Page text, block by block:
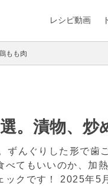
レシピ動画
もも肉
。 漬物、炒
ずんぐりした形で歯
てもいいのか、加
ックです！ 2025年5